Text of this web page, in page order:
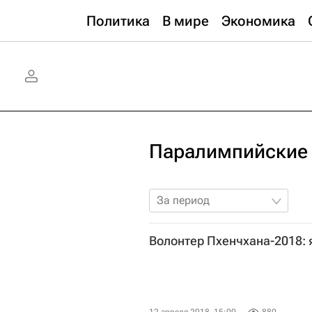
Политика В мире Экономика
За период
Волонтер Пхенчхана-